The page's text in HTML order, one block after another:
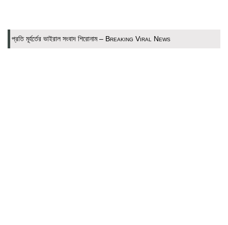
প্রতি মূর্হর্তের ভাইরাল সংবাদ শিরোনাম – Breaking Viral News